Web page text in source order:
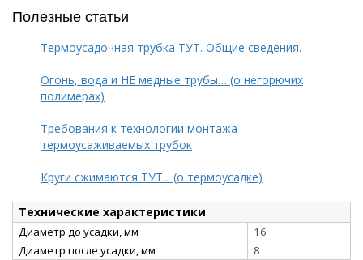
Полезные статьи
Термоусадочная трубка ТУТ. Общие сведения.
Огонь, вода и НЕ медные трубы… (о негорючих
полимерах)
Требования к технологии монтажа
термоусаживаемых трубок
Круги сжимаются ТУТ... (о термоусадке)
Технические характеристики
Диаметр до усадки, мм
16
Диаметр после усадки, мм
8